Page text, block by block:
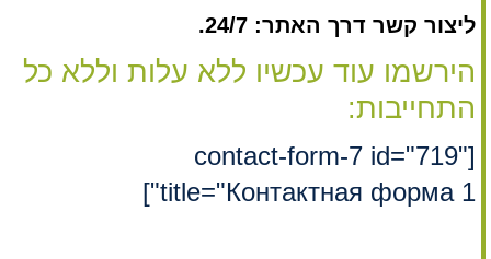
ליצור קשר דרך האתר: 24/7.
הירשמו עוד עכשיו ללא עלות וללא כל
התחייבות:
[contact-form-7 id="719"
title="Контактная форма 1"]